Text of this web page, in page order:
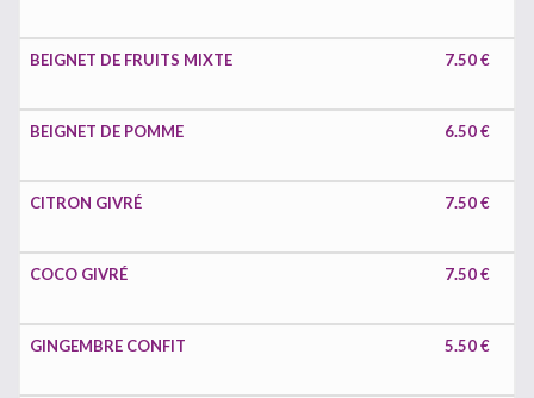
BEIGNET DE FRUITS MIXTE 7.50 €
BEIGNET DE POMME 6.50 €
CITRON GIVRÉ 7.50 €
COCO GIVRÉ 7.50 €
GINGEMBRE CONFIT 5.50 €